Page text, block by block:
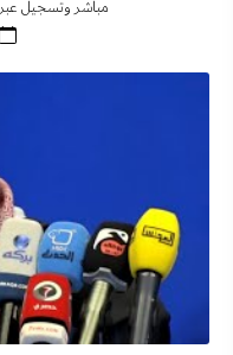
مباشر وتسجيل